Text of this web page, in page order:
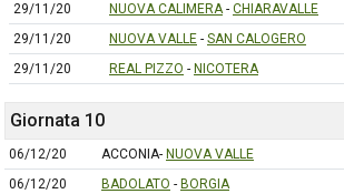
29/11/20
NUOVA CALIMERA- CHIARAVALLE
29/11/20
NUOVA VALLE - SAN CALOGERO
29/11/20
REAL PIZZO - NICOTERA
Giornata 10
06/12/20 ACCONIA- NUOVA VALLE
06/12/20
BADOLATO - BORGIA